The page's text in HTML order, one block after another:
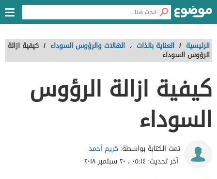
الرئيسية / العناية بالذات ، الهالات والرؤوس السوداء / كيفية ازالة
الرؤوس السوداء
كيفية ازالة الرؤوس
السوداء
تمت الكتابة بواسطة: كريم أحمد
آخر تحديث:٠٥:١٤ ، ٢٠ سبتمبر ٢٠١٨